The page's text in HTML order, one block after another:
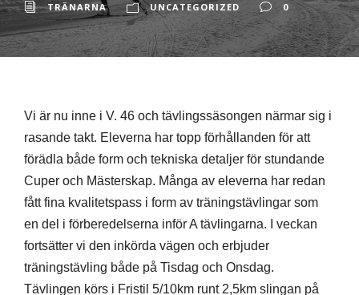
TRÄNARNA UNCATEGORIZED 0
Vi är nu inne i V. 46 och tävlingssäsongen närmar sig i
rasande takt. Eleverna har topp förhållanden för att
förädla både form och tekniska detaljer för stundande
Cuper och Mästerskap. Många av eleverna har redan
fått fina kvalitetspass i form av träningstävlingar som
en del i förberedelserna inför A tävlingarna. I veckan
fortsätter vi den inkörda vägen och erbjuder
träningstävling både på Tisdag och Onsdag.
Tävlingen körs i Fristil 5/10km runt 2,5km slingan på